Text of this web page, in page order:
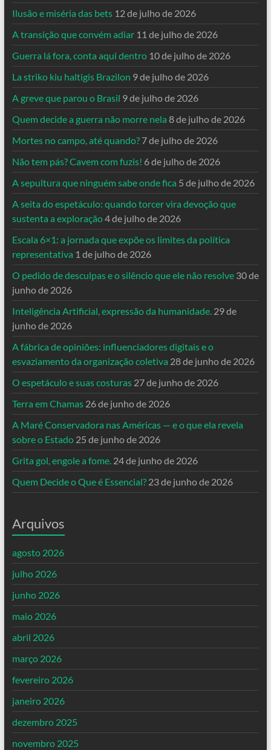
Ilusão e miséria das bets 12 de julho de 2026
A transição que convém adiar 11 de julho de 2026
Guerra lá fora, conta aqui dentro 10 de julho de 2026
La striko kiu haltigis Brazilon 9 de julho de 2026
A greve que parou o Brasil 9 de julho de 2026
Quem decide a guerra não morre nela 8 de julho de 2026
Mortes no campo, até quando? 7 de julho de 2026
Não tem pás? Cavem com fuzis! 6 de julho de 2026
A sepultura que ninguém sabe onde fica 5 de julho de 2026
A seita do espetáculo: quando torcer vira devoção que
sustenta a exploração4 de julho de 2026
Escala 6×1: a jornada que expõe os limites da política
representativa 1 de julho de 2026
O pedido de desculpas e o silêncio que ele não resolve 30 de
junho de 2026
Inteligência Artificial, expressão da humanidade. 29 de
junho de 2026
A fábrica de opiniões: influenciadores digitais e o
esvaziamento da organização coletiva 28 de junho de 2026
O espetáculo e suas costuras 27 de junho de 2026
Terra em Chamas 26 de junho de 2026
A Maré Conservadora nas Américas — e o que ela revela
sobre o Estado 25 de junho de 2026
Grita gol, engole a fome. 24 de junho de 2026
Quem Decide o Que é Essencial? 23 de junho de 2026
Arquivos
agosto 2026
julho 2026
junho 2026
maio 2026
abril 2026
março 2026
fevereiro 2026
janeiro 2026
dezembro 2025
novembro 2025